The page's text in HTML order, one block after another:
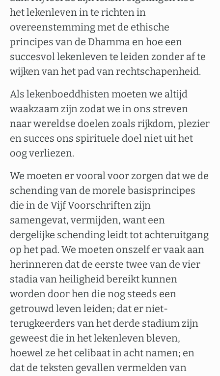
het lekenleven in te richten in
overeenstemming met de ethische
principes van de Dhamma en hoe een
succesvol lekenleven te leiden zonder af te
wijken van het pad van rechtschapenheid.
Als lekenboeddhisten moeten we altijd
waakzaam zijn zodat we in ons streven
naar wereldse doelen zoals rijkdom, plezier
en succes ons spirituele doel niet uit het
oog verliezen.
We moeten er vooral voor zorgen dat we de
schending van de morele basisprincipes
die in de Vijf Voorschriften zijn
samengevat, vermijden, want een
dergelijke schending leidt tot achteruitgang
op het pad. We moeten onszelf er vaak aan
herinneren dat de eerste twee van de vier
stadia van heiligheid bereikt kunnen
worden door hen die nog steeds een
getrouwd leven leiden; dat er niet-
terugkeerders van het derde stadium zijn
geweest die in het lekenleven bleven,
hoewel ze het celibaat in acht namen; en
dat de teksten gevallen vermelden van